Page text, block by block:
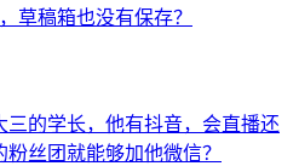
草稿箱也没有保存？
三的学长，他有抖音，会直播还
丝团就能够加他微信？